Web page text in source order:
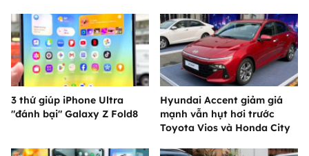
3 thứ giúp iPhone Ultra
"đánh bại" Galaxy Z Fold8
Hyundai Accent giảm giá
mạnh vẫn hụt hơi trước
Toyota Vios và Honda City